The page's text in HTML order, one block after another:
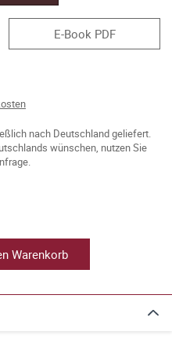
E-Book PDF
nach Deutschland geliefert.
wünschen, nutzen Sie
Warenkorb